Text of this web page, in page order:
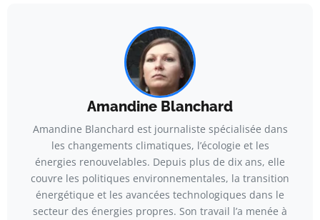
Amandine Blanchard
Amandine Blanchard est journaliste spécialisée dans
les changements climatiques, l’écologie et les
énergies renouvelables. Depuis plus de dix ans, elle
couvre les politiques environnementales, la transition
énergétique et les avancées technologiques dans le
secteur des énergies propres. Son travail l’a menée à